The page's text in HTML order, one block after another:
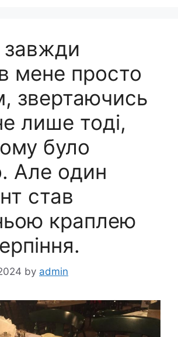
мене просто
звертаючись
лише тоді,
було
Але один
став
краплею
by admin